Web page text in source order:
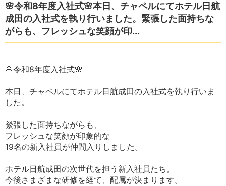
🌸令和8年度入社式🌸本日、チャペルにてホテル日航
成田の入社式を執り行いました。緊張した面持ちな
がらも、フレッシュな笑顔が印...
🌸令和8年度入社式🌸
本日、チャペルにてホテル日航成田の入社式を執り行いま
した。
緊張した面持ちながらも、
フレッシュな笑顔が印象的な
19名の新入社員が仲間入りしました。
ホテル日航成田の次世代を担う新入社員たち。
今後さまざまな研修を経て、配属が決まります。